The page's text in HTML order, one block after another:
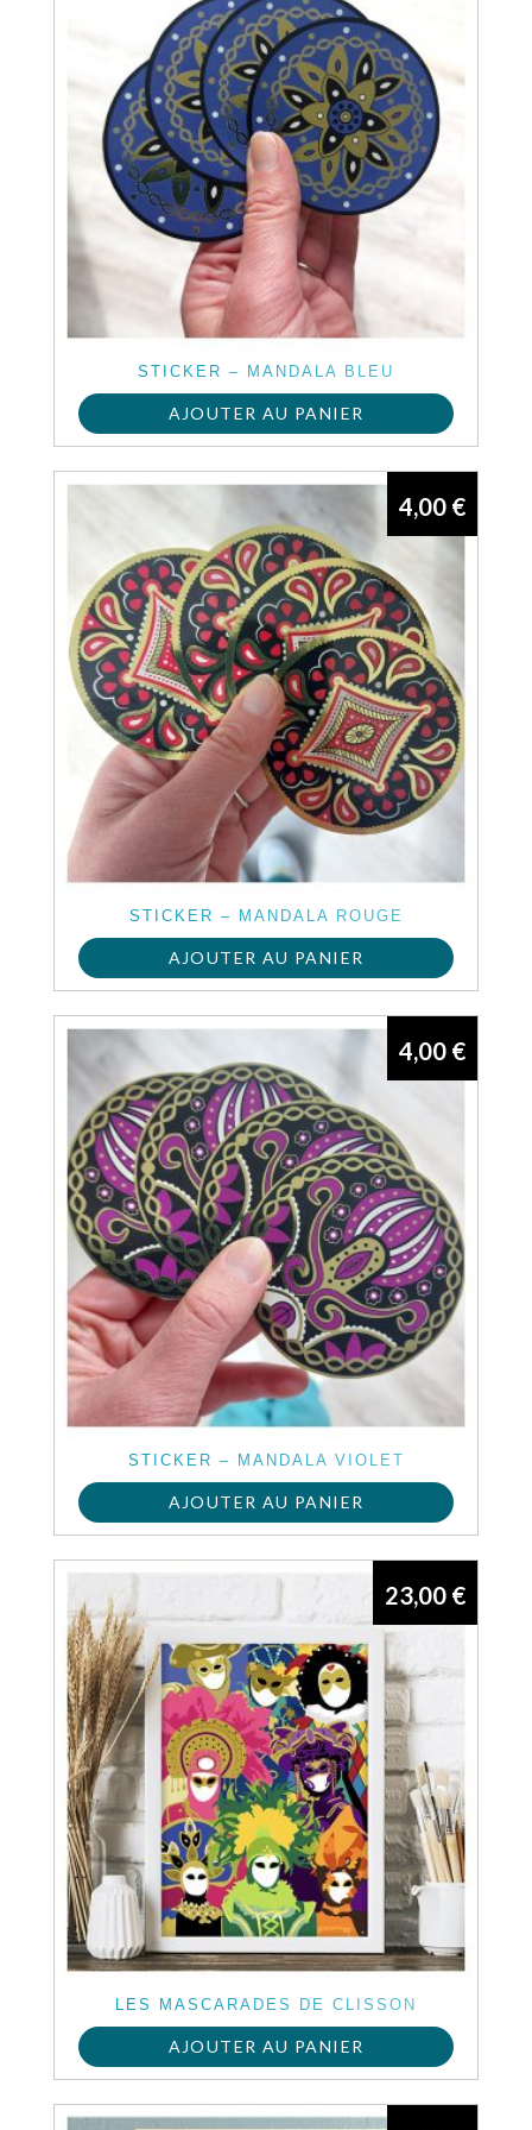
STICKER – MANDALA BLEU
AJOUTER AU PANIER
STICKER – MANDALA ROUGE
4,00 €
AJOUTER AU PANIER
STICKER – MANDALA VIOLET
4,00 €
AJOUTER AU PANIER
LES MASCARADES DE CLISSON
23,00 €
AJOUTER AU PANIER